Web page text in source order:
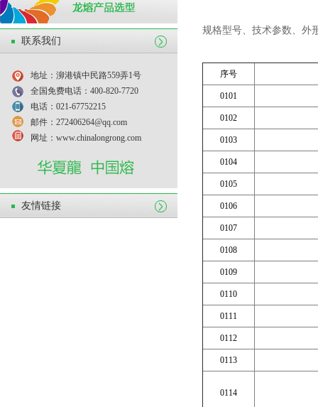
联系我们
地址：泖港镇中民路559弄1号
全国免费电话：400-820-7720
电话：021-67752215
邮件：272406264@qq.com
网址：www.chinalongrong.com
友情链接
规格型号、技术参数、外
序号
0101
0102
0103
0104
0105
0106
0107
0108
0109
0110
0111
0112
0113
0114